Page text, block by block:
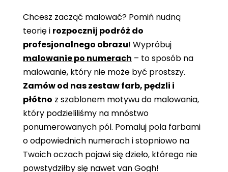
Chcesz zacząć malować? Pomiń nudną
teorię i rozpocznij podróż do
profesjonalnego obrazu! Wypróbuj
malowanie po numerach – to sposób na
malowanie, który nie może być prostszy.
Zamów od nas zestaw farb, pędzli i
płótno z szablonem motywu do malowania,
który podzieliliśmy na mnóstwo
ponumerowanych pól. Pomaluj pola farbami
o odpowiednich numerach i stopniowo na
Twoich oczach pojawi się dzieło, którego nie
powstydziłby się nawet van Gogh!